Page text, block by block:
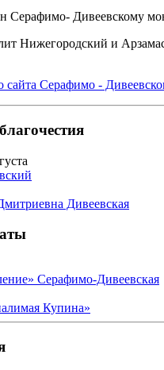
Серафимо- Дивеевскому
Нижегородский и
Серафимо -
Дивеевская
Серафимо-Дивеевская
Купина»